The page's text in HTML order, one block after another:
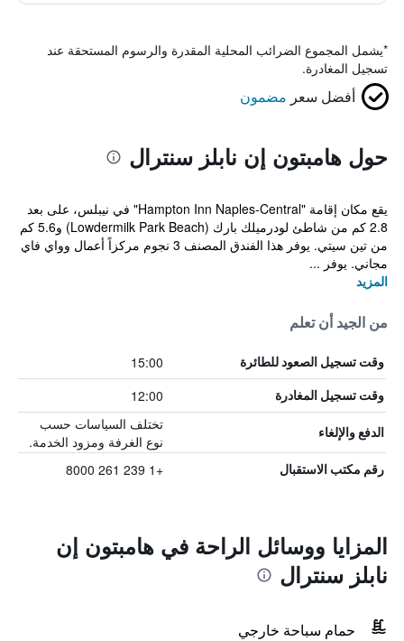
*يشمل المجموع الضرائب المحلية المقدرة والرسوم المستحقة عند
تسجيل المغادرة.
أفضل سعر مضمون
حول هامبتون إن نابلز سنترال
يقع مكان إقامة "Hampton Inn Naples-Central" في نيبلس، على بعد
2.8 كم من شاطئ لودرميلك بارك (Lowdermilk Park Beach) و5.6 كم
من تين سيتي. يوفر هذا الفندق المصنف 3 نجوم مركزاً أعمال وواي فاي
مجاني. يوفر ...
المزيد
من الجيد أن تعلم
وقت تسجيل الصعود للطائرة 15:00
وقت تسجيل المغادرة 12:00
الدفع والإلغاء
تختلف السياسات حسب
نوع الغرفة ومزود الخدمة.
رقم مكتب الاستقبال +1 239 261 8000
المزايا ووسائل الراحة في هامبتون إن
نابلز سنترال
حمام سباحة خارجي